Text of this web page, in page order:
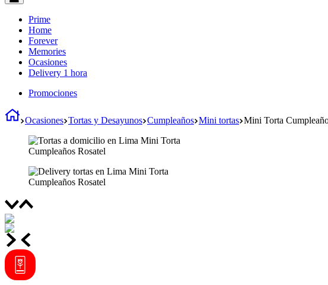
Prime
Home
Forever
Memories
Ocasiones
Delivery 1 hora
Promociones
Ocasiones Tortas y Desayunos Cumpleaños Mini tortas Mini Torta